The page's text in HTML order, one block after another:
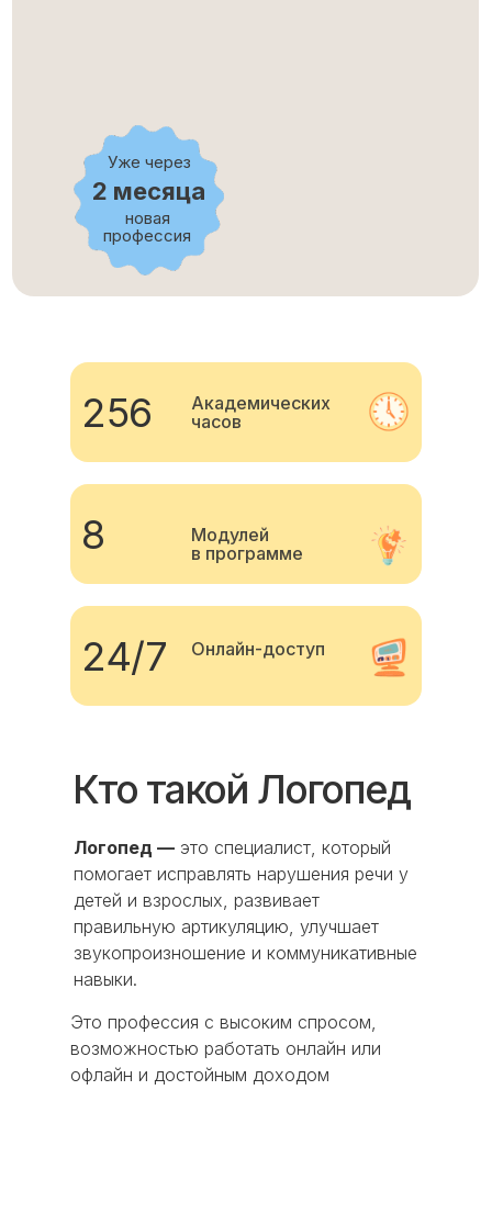
2 месяца
Уже через
новая
профессия
Академических
часов
256
Онлайн-доступ
24/7
Модулей
в программе
8
Кто такой Логопед
Логопед — это специалист, который
помогает исправлять нарушения речи у
детей и взрослых, развивает
правильную артикуляцию, улучшает
звукопроизношение и коммуникативные
навыки.
Это профессия с высоким спросом,
возможностью работать онлайн или
офлайн и достойным доходом